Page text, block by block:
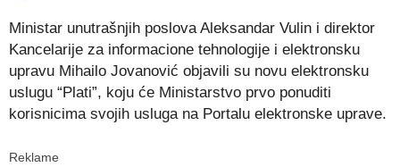
Ministar unutrašnjih poslova Aleksandar Vulin i direktor
Kancelarije za informacione tehnologije i elektronsku
upravu Mihailo Jovanović objavili su novu elektronsku
uslugu “Plati”, koju će Ministarstvo prvo ponuditi
korisnicima svojih usluga na Portalu elektronske uprave.
Reklame